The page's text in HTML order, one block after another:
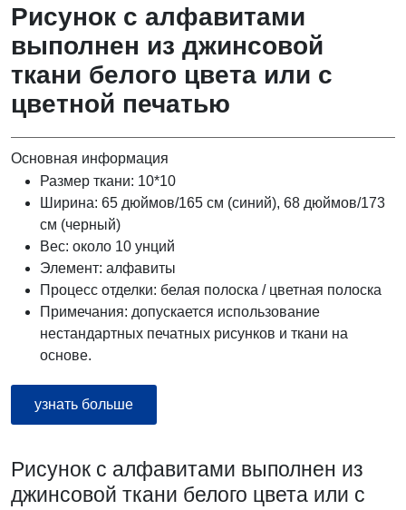
Рисунок с алфавитами
выполнен из джинсовой
ткани белого цвета или с
цветной печатью
Основная информация
Размер ткани: 10*10
Ширина: 65 дюймов/165 см (синий), 68 дюймов/173
см (черный)
Вес: около 10 унций
Элемент: алфавиты
Процесс отделки: белая полоска / цветная полоска
Примечания: допускается использование
нестандартных печатных рисунков и ткани на
основе.
узнать больше
Рисунок с алфавитами выполнен из
джинсовой ткани белого цвета или с